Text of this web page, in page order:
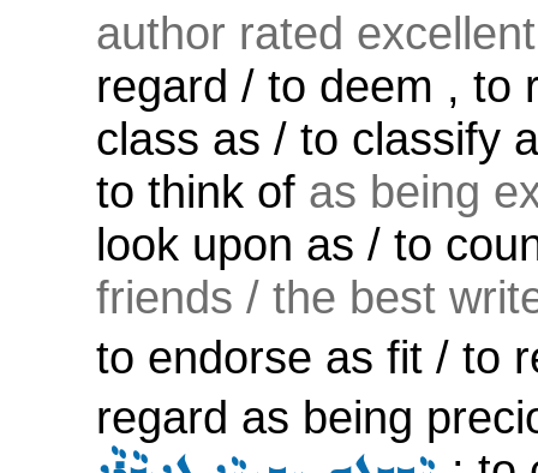
author rated
regard / to deem , to
class as / to classify
to think of as being
look upon as / to
friends / the best
to endorse as fit / to
regard as being